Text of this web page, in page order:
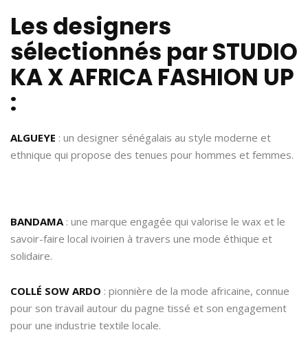
Les designers
sélectionnés par STUDIO
KA X AFRICA FASHION UP
:
ALGUEYE : un designer sénégalais au style moderne et
ethnique qui propose des tenues pour hommes et femmes.
BANDAMA : une marque engagée qui valorise le wax et le
savoir-faire local ivoirien à travers une mode éthique et
solidaire.
COLLÉ SOW ARDO : pionnière de la mode africaine, connue
pour son travail autour du pagne tissé et son engagement
pour une industrie textile locale.